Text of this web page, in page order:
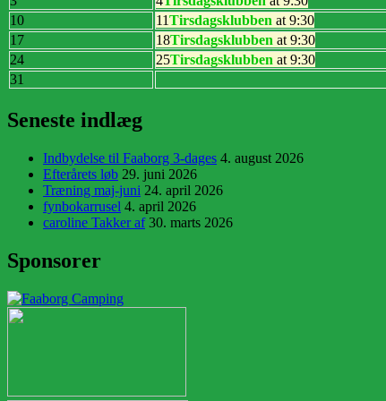
10
11Tirsdagsklubben at 9:30
17
18Tirsdagsklubben at 9:30
24
25Tirsdagsklubben at 9:30
31
Seneste indlæg
Indbydelse til Faaborg 3-dages 4. august 2026
Efterårets løb 29. juni 2026
Træning maj-juni 24. april 2026
fynbokarrusel 4. april 2026
caroline Takker af 30. marts 2026
Sponsorer